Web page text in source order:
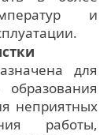
и
для
неприятных
работы,